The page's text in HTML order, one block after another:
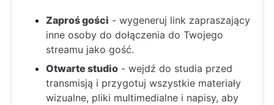
Zaproś gości - wygeneruj link zapraszający
inne osoby do dołączenia do Twojego
streamu jako gość.
Otwarte studio - wejdź do studia przed
transmisją i przygotuj wszystkie materiały
wizualne, pliki multimedialne i napisy, aby